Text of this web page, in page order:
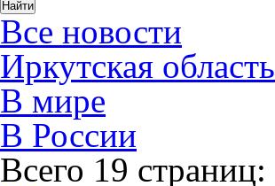
Все новости
Иркутская область
В мире
В России
Всего 19 страниц: